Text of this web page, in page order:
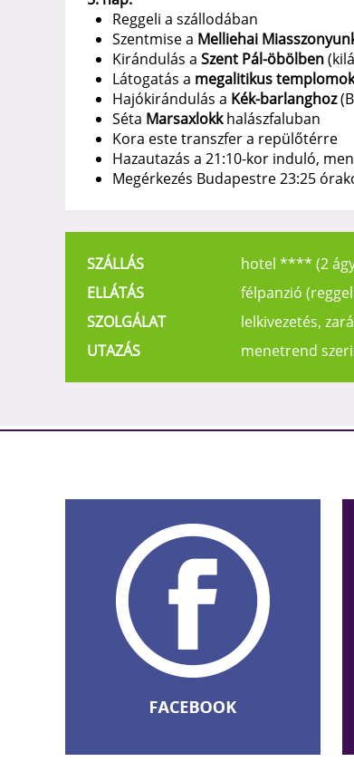
Reggeli a szállodában
Szentmise a Melliehai
Kirándulás a Szent Pál-öbölben
Látogatás a megalitikus
Hajókirándulás a Kék-barlanghoz
Séta Marsaxlokkhalászfaluban
Kora este transzfer a repülőtérre
Hazautazás a 21:10-kor induló,
Megérkezés Budapestre 23:25
SZÁLLÁS
hotel **** (2
ELLÁTÁS
félpanzió
SZOLGÁLAT
lelkivezetés,
UTAZÁS
menetrend